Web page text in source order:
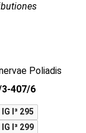
Poliadis
407/6
IG I³ 295
IG I³ 299